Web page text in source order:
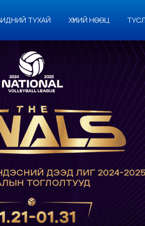
ТУХАЙ ХҮНИЙ НӨӨЦ